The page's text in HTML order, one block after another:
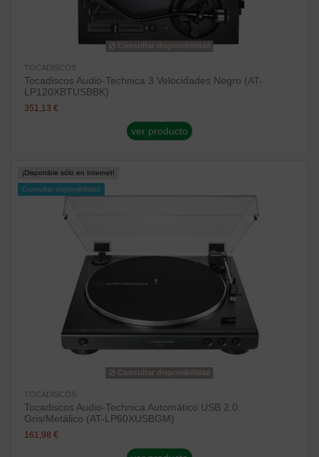
Consultar disponibilidad
TOCADISCOS
Tocadiscos Audio-Technica 3 Velocidades Negro (AT-
LP120XBTUSBBK)
351,13 €
ver producto
¡Disponible sólo en Internet!
Consultar disponibilidad
Consultar disponibilidad
TOCADISCOS
Tocadiscos Audio-Technica Automático USB 2.0
Gris/Metálico (AT-LP60XUSBGM)
161,98 €